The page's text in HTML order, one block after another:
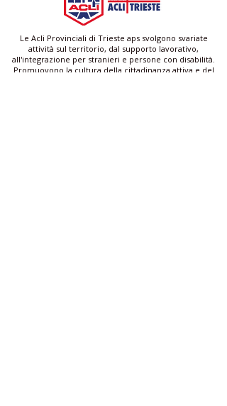
Le Acli Provinciali di Trieste aps svolgono svariate
attività sul territorio, dal supporto lavorativo,
all'integrazione per stranieri e persone con disabilità.
Promuovono la cultura della cittadinanza attiva e del